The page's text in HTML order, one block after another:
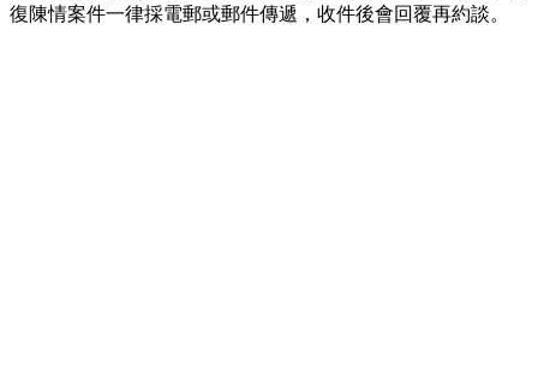
復陳情案件一律採電郵或郵件傳遞，收件後會回覆再約談。